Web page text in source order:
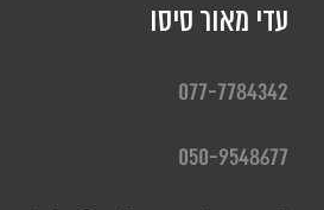
עדי מאור סיסו
077-7784342
050-9548677